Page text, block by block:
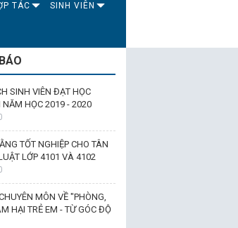
TÁC SINH VIÊN
SINH VIÊN ĐẠT HỌC
NĂM HỌC 2019 - 2020
TỐT NGHIỆP CHO TÂN
LỚP 4101 VÀ 4102
MÔN VỀ "PHÒNG,
HẠI TRẺ EM - TỪ GÓC ĐỘ